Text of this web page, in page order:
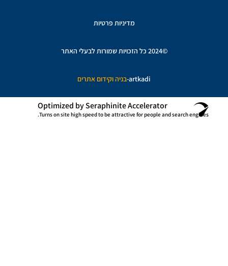
מדיניות פרטיות
©2024 כל הזכויות שמורות לבעלי האתר
artkadi- בניה וקידום אתרים
Optimized by Seraphinite Accelerator
Turns on site high speed to be attractive for people and search engines.